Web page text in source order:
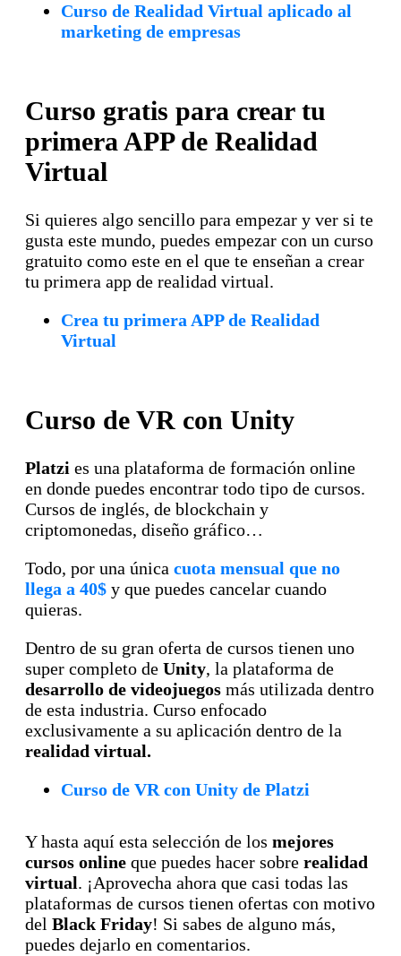
Curso de Realidad Virtual aplicado al
marketing de empresas
Curso gratis para crear tu
primera APP de Realidad
Virtual
Si quieres algo sencillo para empezar y ver si te
gusta este mundo, puedes empezar con un curso
gratuito como este en el que te enseñan a crear
tu primera app de realidad virtual.
Crea tu primera APP de Realidad
Virtual
Curso de VR con Unity
Platzi es una plataforma de formación online
en donde puedes encontrar todo tipo de cursos.
Cursos de inglés, de blockchain y
criptomonedas, diseño gráfico…
Todo, por una única cuota mensual que no
llega a 40$ y que puedes cancelar cuando
quieras.
Dentro de su gran oferta de cursos tienen uno
super completo de Unity, la plataforma de
desarrollo de videojuegos más utilizada dentro
de esta industria. Curso enfocado
exclusivamente a su aplicación dentro de la
realidad virtual.
Curso de VR con Unity de Platzi
Y hasta aquí esta selección de los mejores
cursos online que puedes hacer sobre realidad
virtual. ¡Aprovecha ahora que casi todas las
plataformas de cursos tienen ofertas con motivo
del Black Friday! Si sabes de alguno más,
puedes dejarlo en comentarios.